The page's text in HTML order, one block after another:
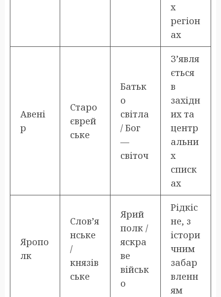
х
регіон
ах
Авені
р
Старо
єврей
ське
Батьк
о
світла
/ Бог
—
світоч
З’явля
ється
в
західн
их та
центр
альни
х
списк
ах
Яропо
лк
Слов’я
нське
/
князів
ське
Ярий
полк /
яскра
ве
військ
о
Рідкіс
не, з
істори
чним
забар
вленн
ям